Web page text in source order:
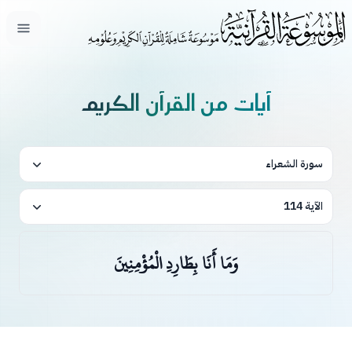
فتح
آيات من القرآن الكريم
سورة الشعراء
الآية 114
وَمَا أَنَا بِطَارِدِ الْمُؤْمِنِينَ